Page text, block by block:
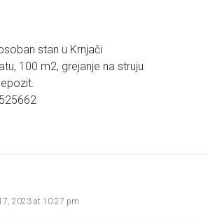
stan u Krnjači
100 m2, grejanje na struju
2023 at 10:27 pm